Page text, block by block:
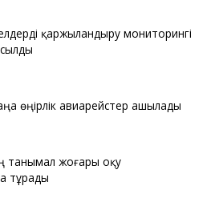
қаржыландыру мониторингі
өңірлік авиарейстер ашылады
танымал жоғары оқу
тұрады